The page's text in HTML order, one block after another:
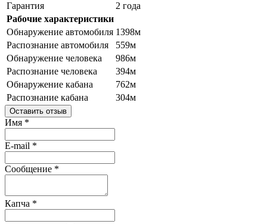
Гарантия
2 года
Рабочие характеристики
Обнаружение автомобиля 1398м
Распознание автомобиля
559м
Обнаружение человека
986м
Распознание человека
394м
Обнаружение кабана
762м
Распознание кабана
304м
Оставить отзыв
Имя *
E-mail *
Сообщение *
Капча *